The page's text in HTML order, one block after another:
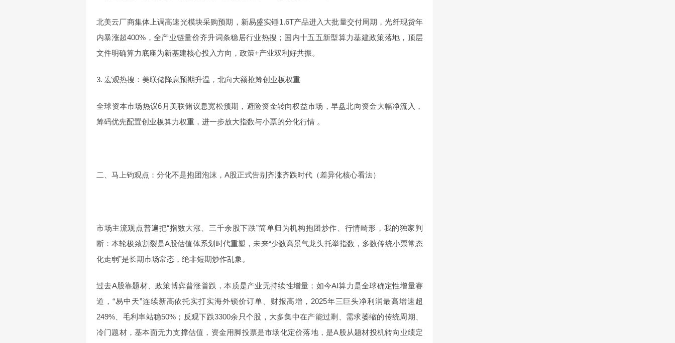
北美云厂商集体上调高速光模块采购预期，新易盛实锤1.6T产品进入大批量交付周期，光纤现货年
内暴涨超400%，全产业链量价齐升词条稳居行业热搜；国内十五五新型算力基建政策落地，顶层
文件明确算力底座为新基建核心投入方向，政策+产业双利好共振。
3. 宏观热搜：美联储降息预期升温，北向大额抢筹创业板权重
全球资本市场热议6月美联储议息宽松预期，避险资金转向权益市场，早盘北向资金大幅净流入，
筹码优先配置创业板算力权重，进一步放大指数与小票的分化行情 。
二、马上钧观点：分化不是抱团泡沫，A股正式告别齐涨齐跌时代（差异化核心看法）
市场主流观点普遍把“指数大涨、三千余股下跌”简单归为机构抱团炒作、行情畸形，我的独家判
断：本轮极致割裂是A股估值体系划时代重塑，未来“少数高景气龙头托举指数，多数传统小票常态
化走弱”是长期市场常态，绝非短期炒作乱象。
过去A股靠题材、政策博弈普涨普跌，本质是产业无持续性增量；如今AI算力是全球确定性增量赛
道，“易中天”连续新高依托实打实海外锁价订单、财报高增，2025年三巨头净利润最高增速超
249%、毛利率站稳50%；反观下跌3300余只个股，大多集中在产能过剩、需求萎缩的传统周期、
冷门题材，基本面无力支撑估值，资金用脚投票是市场化定价落地，是A股从题材投机转向业绩定